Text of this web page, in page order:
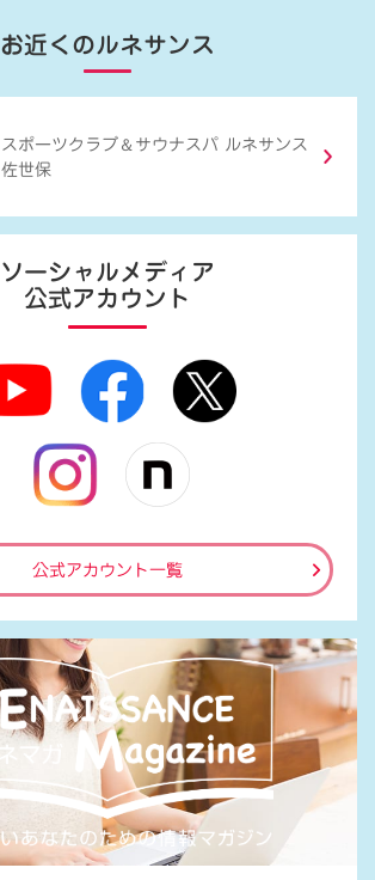
お近くのルネサンス
スポーツクラブ ＆ サウナスパ ルネサンス
佐世保
ソーシャルメディア
公式アカウント
公式アカウント一覧